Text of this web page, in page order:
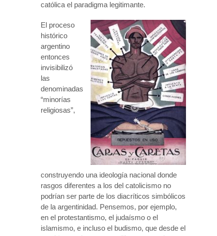
católica el paradigma legitimante.
El proceso
histórico
argentino
entonces
invisibilizó
las
denominadas
“minorías
religiosas”,
construyendo una ideología nacional donde
rasgos diferentes a los del catolicismo no
podrían ser parte de los diacríticos simbólicos
de la argentinidad. Pensemos, por ejemplo,
en el protestantismo, el judaísmo o el
islamismo, e incluso el budismo, que desde el